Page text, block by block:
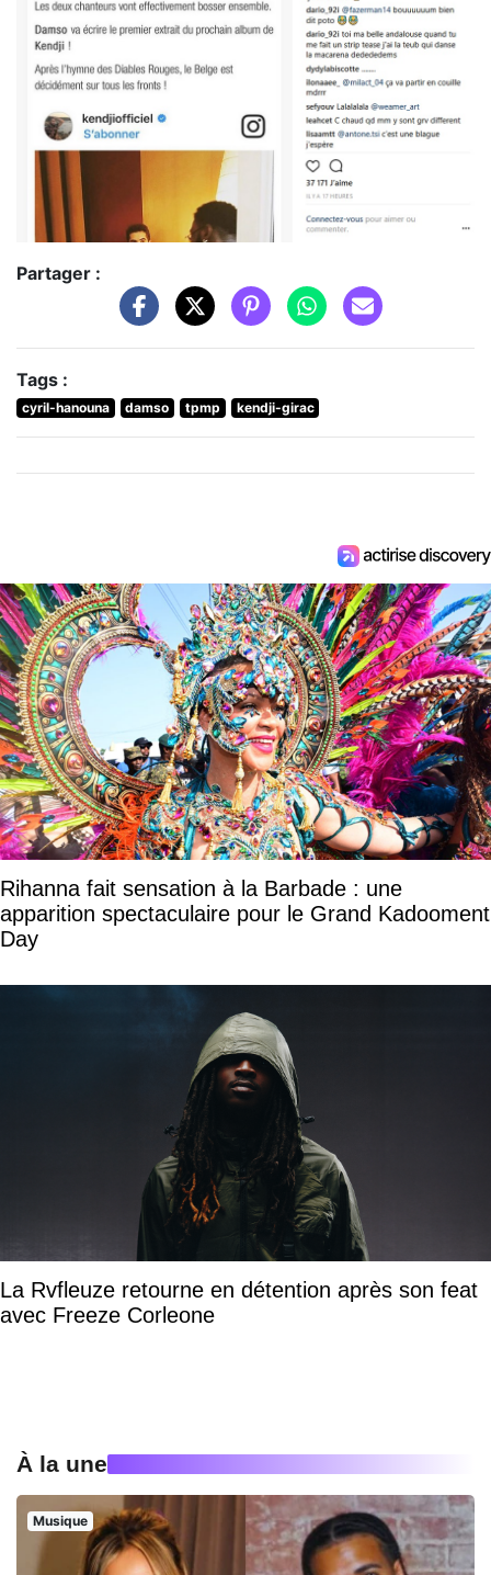
Partager :
Tags :
cyril-hanouna damso tpmp kendji-girac
Rihanna fait sensation à la Barbade : une
apparition spectaculaire pour le Grand Kadooment
Day
La Rvfleuze retourne en détention après son feat
avec Freeze Corleone
À la une
Musique